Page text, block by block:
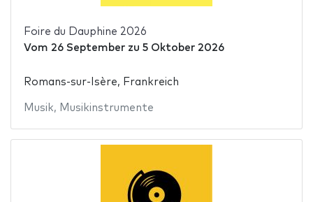
Foire du Dauphine 2026
Vom 26 Septemberzu 5 Oktober 2026
Romans-sur-Isère, Frankreich
Musik, Musikinstrumente